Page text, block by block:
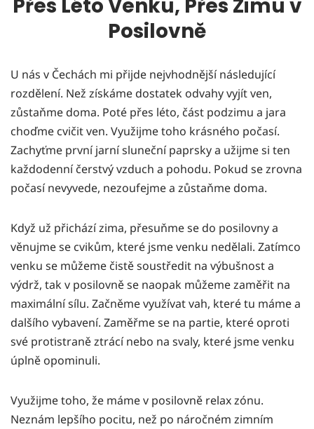
Přes Léto Venku, Přes Zimu v
Posilovně
U nás v Čechách mi přijde nejvhodnější následující
rozdělení. Než získáme dostatek odvahy vyjít ven,
zůstaňme doma. Poté přes léto, část podzimu a jara
choďme cvičit ven. Využijme toho krásného počasí.
Zachyťme první jarní sluneční paprsky a užijme si ten
každodenní čerstvý vzduch a pohodu. Pokud se zrovna
počasí nevyvede, nezoufejme a zůstaňme doma.
Když už přichází zima, přesuňme se do posilovny a
věnujme se cvikům, které jsme venku nedělali. Zatímco
venku se můžeme čistě soustředit na výbušnost a
výdrž, tak v posilovně se naopak můžeme zaměřit na
maximální sílu. Začněme využívat vah, které tu máme a
dalšího vybavení. Zaměřme se na partie, které oproti
své protistraně ztrácí nebo na svaly, které jsme venku
úplně opominuli.
Využijme toho, že máme v posilovně relax zónu.
Neznám lepšího pocitu, než po náročném zimním